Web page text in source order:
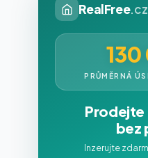
RealFree.cz
PRŮMĚRNÁ
bez
Inzerujte